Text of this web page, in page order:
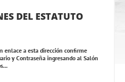
DEL ESTATUTO
enlace a esta dirección confirme
y Contraseña ingresando al Salón